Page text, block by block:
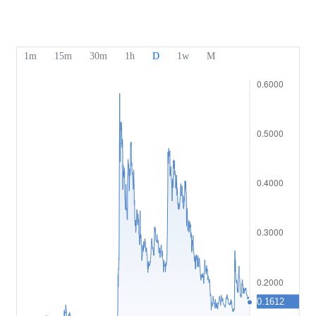
Bezpieczeństwo środków klientów
Português (Brasil)